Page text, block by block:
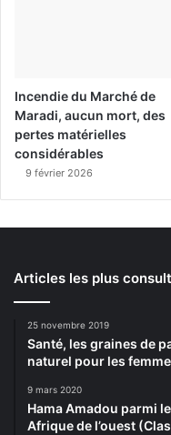
Incendie du Marché de
Maradi, aucun mort, des
pertes matérielles
considérables
9 février 2026
Articles les plus
25 novembre 2019
Santé, les graines de
naturel pour les
9 mars 2020
Hama Amadou parmi
Afrique de l’ouest